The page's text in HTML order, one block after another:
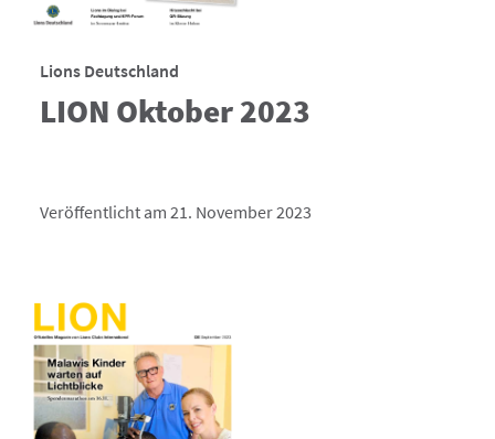
Lions Deutschland
LION Oktober 2023
Veröffentlicht am 21. November 2023